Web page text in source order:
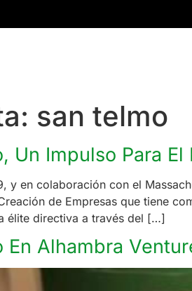
san telmo
Un Impulso Para
y en colaboración con el
de Empresas que tiene
élite directiva a través del […]
En Alhambra